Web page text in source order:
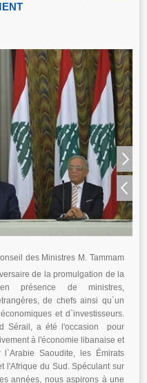
des Ministres M. Tammam
de la promulgation de la
présence de ministres,
de chefs ainsi qu`un
et d`investisseurs.
Sérail, a été l'occasion pour
à l'économie libanaise et
Saoudite, les Émirats
l'Afrique du Sud. Spéculant sur
années, nous aspirons à une